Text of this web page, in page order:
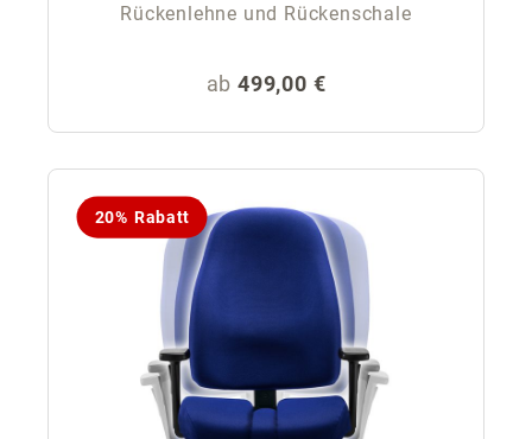
Rückenlehne und Rückenschale
Regulärer Preis:
ab 499,00 €
20% Rabatt